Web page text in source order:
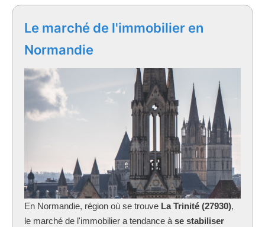
Le marché de l'immobilier en
Normandie
En Normandie, région où se trouve La Trinité (27930),
le marché de l'immobilier a tendance à se stabiliser